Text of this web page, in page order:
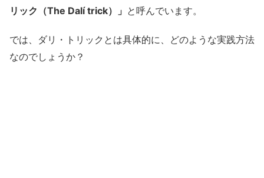
リック（The Dalí trick）」 と呼んでいます。
では、ダリ・トリックとは具体的に、どのような実践方法
なのでしょうか？